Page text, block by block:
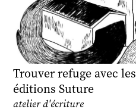
Trouver refuge avec les
éditions Suture
atelier d'écriture